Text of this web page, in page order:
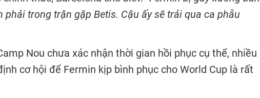
phải trong trận gặp Betis. Cậu ấy sẽ trải qua ca phẫu
Nou chưa xác nhận thời gian hồi phục cụ thể, nhiều
cơ hội để Fermin kịp bình phục cho World Cup là rất